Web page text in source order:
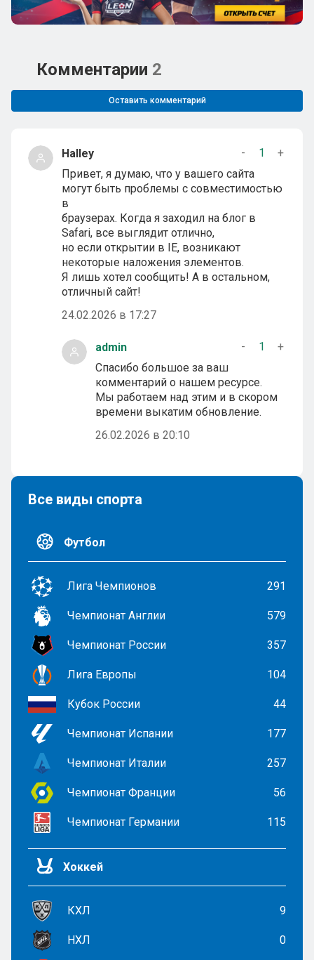
Комментарии 2
Оставить комментарий
Halley - 1
+
Привет, я думаю, что у вашего сайта
могут быть проблемы с совместимостью
в
браузерах. Когда я заходил на блог в
Safari, все выглядит отлично,
но если открытии в IE, возникают
некоторые наложения элементов.
Я лишь хотел сообщить! А в остальном,
отличный сайт!
24.02.2026 в 17:27
admin - 1
+
Спасибо большое за ваш
комментарий о нашем ресурсе.
Мы работаем над этим и в скором
времени выкатим обновление.
26.02.2026 в 20:10
Все виды спорта
Футбол
Лига Чемпионов 291
Чемпионат Англии 579
Чемпионат России 357
Лига Европы 104
Кубок России 44
Чемпионат Испании 177
Чемпионат Италии 257
Чемпионат Франции 56
Чемпионат Германии 115
Хоккей
КХЛ 9
НХЛ 0